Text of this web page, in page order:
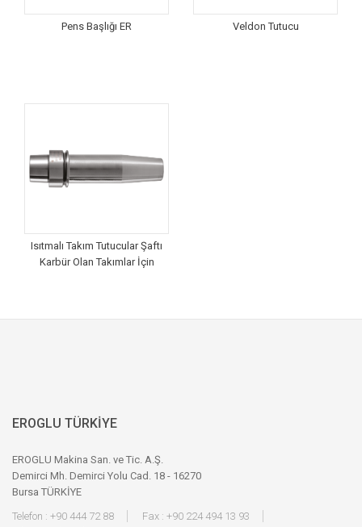
Pens Başlığı ER Veldon Tutucu
Isıtmalı Takım Tutucular Şaftı
Karbür Olan Takımlar İçin
EROGLU TÜRKİYE
EROGLU Makina San. ve Tic. A.Ş.
Demirci Mh. Demirci Yolu Cad. 18 - 16270
Bursa TÜRKİYE
Telefon : +90 444 72 88
Fax : +90 224 494 13 93